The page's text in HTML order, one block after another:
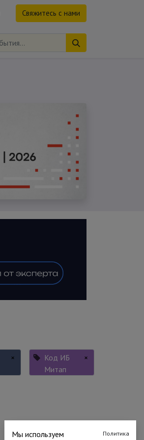
Свяжитесь с нами
×
Код ИБ
Митап
×
Мы используем
Политика